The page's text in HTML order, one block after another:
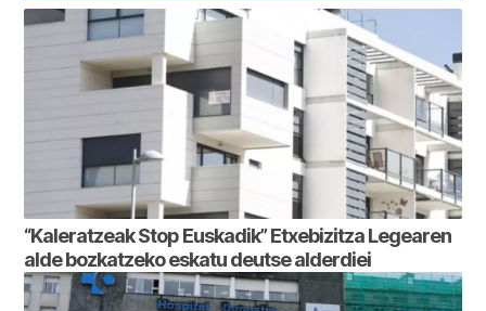
“Kaleratzeak Stop Euskadik” Etxebizitza Legearen
alde bozkatzeko eskatu deutse alderdiei